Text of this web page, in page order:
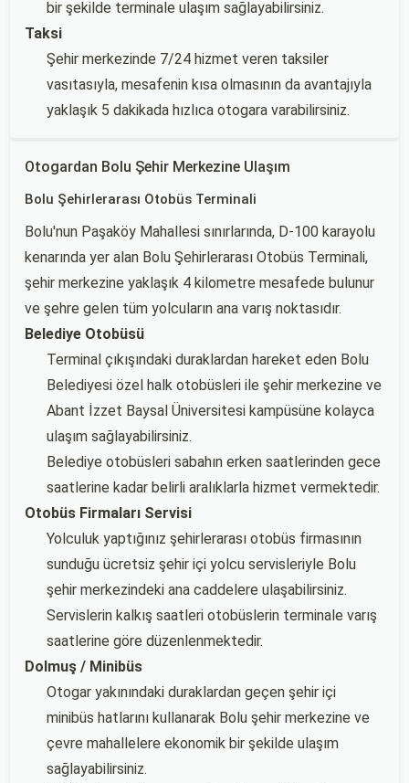
bir şekilde terminale ulaşım sağlayabilirsiniz.
Taksi
Şehir merkezinde 7/24 hizmet veren taksiler
vasıtasıyla, mesafenin kısa olmasının da avantajıyla
yaklaşık 5 dakikada hızlıca otogara varabilirsiniz.
Otogardan Bolu Şehir Merkezine Ulaşım
Bolu Şehirlerarası Otobüs Terminali
Bolu'nun Paşaköy Mahallesi sınırlarında, D-100 karayolu
kenarında yer alan Bolu Şehirlerarası Otobüs Terminali,
şehir merkezine yaklaşık 4 kilometre mesafede bulunur
ve şehre gelen tüm yolcuların ana varış noktasıdır.
Belediye Otobüsü
Terminal çıkışındaki duraklardan hareket eden Bolu
Belediyesi özel halk otobüsleri ile şehir merkezine ve
Abant İzzet Baysal Üniversitesi kampüsüne kolayca
ulaşım sağlayabilirsiniz.
Belediye otobüsleri sabahın erken saatlerinden gece
saatlerine kadar belirli aralıklarla hizmet vermektedir.
Otobüs Firmaları Servisi
Yolculuk yaptığınız şehirlerarası otobüs firmasının
sunduğu ücretsiz şehir içi yolcu servisleriyle Bolu
şehir merkezindeki ana caddelere ulaşabilirsiniz.
Servislerin kalkış saatleri otobüslerin terminale varış
saatlerine göre düzenlenmektedir.
Dolmuş / Minibüs
Otogar yakınındaki duraklardan geçen şehir içi
minibüs hatlarını kullanarak Bolu şehir merkezine ve
çevre mahallelere ekonomik bir şekilde ulaşım
sağlayabilirsiniz.